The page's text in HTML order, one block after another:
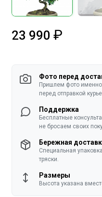
23 990
Фото перед
Пришлем фото
перед отправкой
Поддержка
Бесплатные
не бросаем своих
Бережная
Специальная
тряски.
Размеры
Высота указана